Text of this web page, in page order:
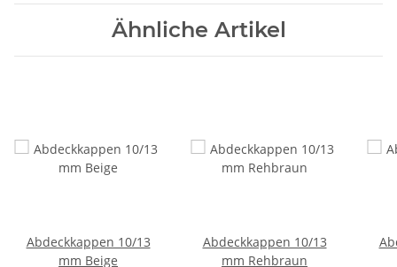
Ähnliche Artikel
Abdeckkappen 10/13
mm Beige
Abdeckkappen 10/13
mm Rehbraun